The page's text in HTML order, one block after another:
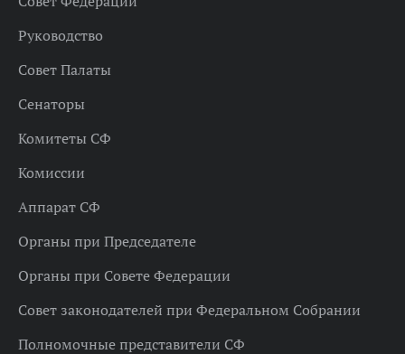
Руководство
Совет Палаты
Сенаторы
Комитеты СФ
Комиссии
Аппарат СФ
Органы при Председателе
Органы при Совете Федерации
Совет законодателей при Федеральном Собрании
Полномочные представители СФ